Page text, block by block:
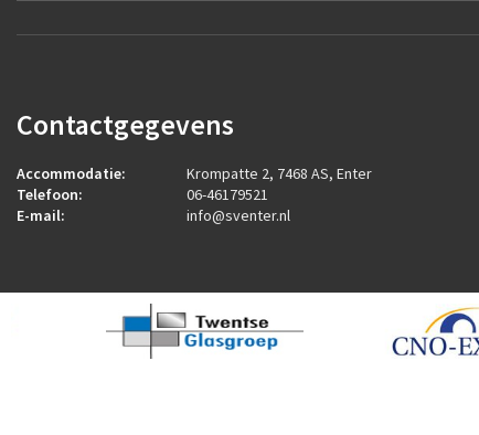
Contactgegevens
Accommodatie:
Krompatte 2, 7468 AS, Enter
Telefoon:
06-46179521
E-mail:
info@sventer.nl